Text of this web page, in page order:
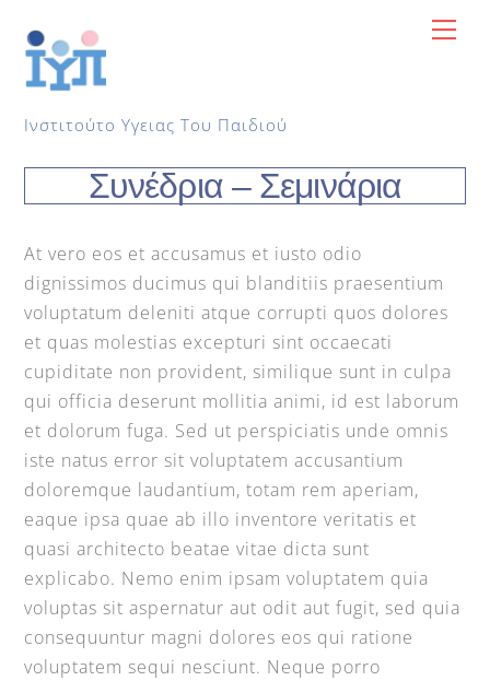
content
Ινστιτούτο Υγειας Του Παιδιού
Συνέδρια – Σεμινάρια
At vero eos et accusamus et iusto odio
dignissimos ducimus qui blanditiis praesentium
voluptatum deleniti atque corrupti quos dolores
et quas molestias excepturi sint occaecati
cupiditate non provident, similique sunt in culpa
qui officia deserunt mollitia animi, id est laborum
et dolorum fuga. Sed ut perspiciatis unde omnis
iste natus error sit voluptatem accusantium
doloremque laudantium, totam rem aperiam,
eaque ipsa quae ab illo inventore veritatis et
quasi architecto beatae vitae dicta sunt
explicabo. Nemo enim ipsam voluptatem quia
voluptas sit aspernatur aut odit aut fugit, sed quia
consequuntur magni dolores eos qui ratione
voluptatem sequi nesciunt. Neque porro